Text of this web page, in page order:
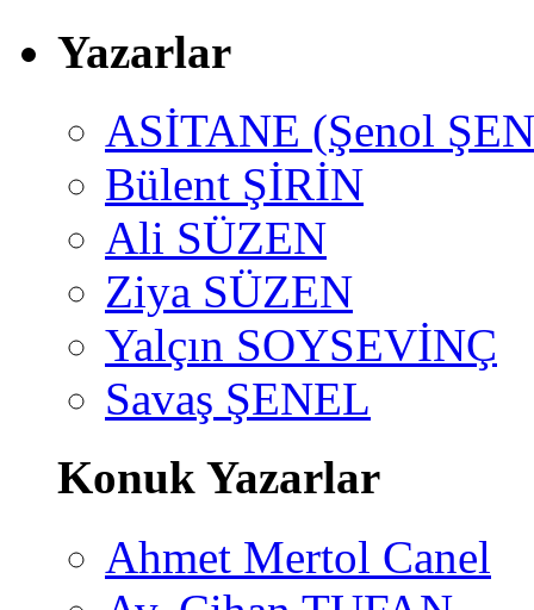
Yazarlar
ASİTANE (Şenol
Bülent ŞİRİN
Ali SÜZEN
Ziya SÜZEN
Yalçın SOYSEVİNÇ
Savaş ŞENEL
Konuk Yazarlar
Ahmet Mertol Canel